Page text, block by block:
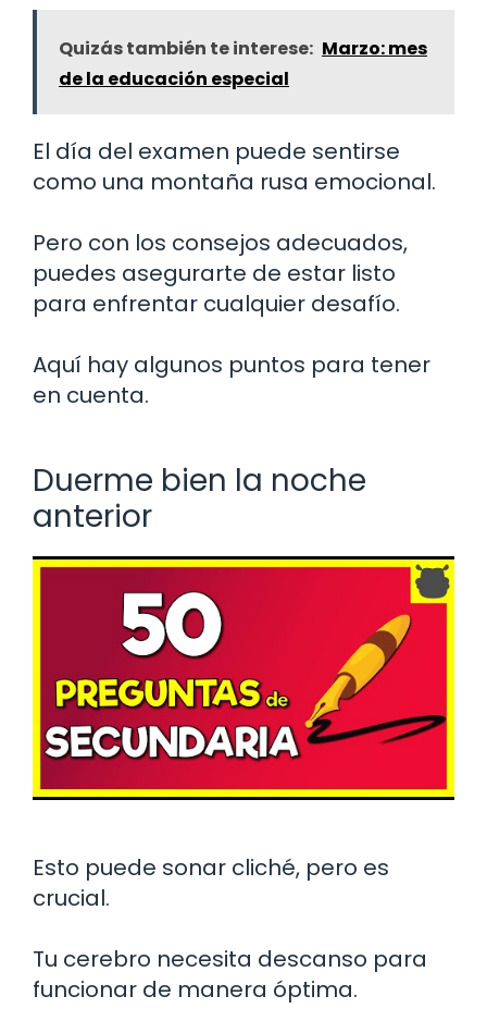
Quizás también te interese: Marzo: mes
de la educación especial
El día del examen puede sentirse
como una montaña rusa emocional.
Pero con los consejos adecuados,
puedes asegurarte de estar listo
para enfrentar cualquier desafío.
Aquí hay algunos puntos para tener
en cuenta.
Duerme bien la noche
anterior
Esto puede sonar cliché, pero es
crucial.
Tu cerebro necesita descanso para
funcionar de manera óptima.